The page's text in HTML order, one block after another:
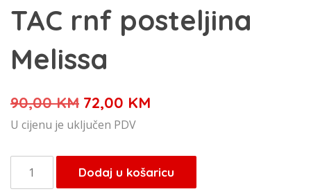
TAC rnf posteljina
Melissa
90,00KM Izvorna
cijena
je:
90,00 KM.
72,00 KM
72,00 KM.
U cijenu je uključen PDV
TAC
rnf
Dodaj u košaricu